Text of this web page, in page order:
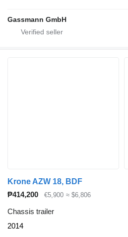
Gassmann GmbH
Krone AZW 18, BDF
₱414,200
€5,900 ≈ $6,806
Chassis trailer
2014